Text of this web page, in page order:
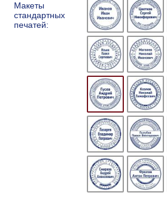
Макеты
стандартных
печатей: